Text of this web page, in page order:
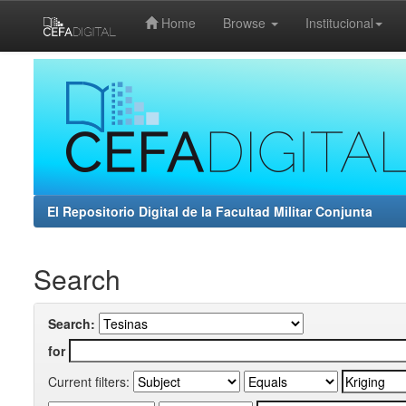
Home Browse Institucional
El Repositorio Digital de la Facultad Militar Conjunta
Search
Search:
for
Current filters: